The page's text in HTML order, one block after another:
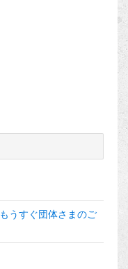
もうすぐ団体さまのご